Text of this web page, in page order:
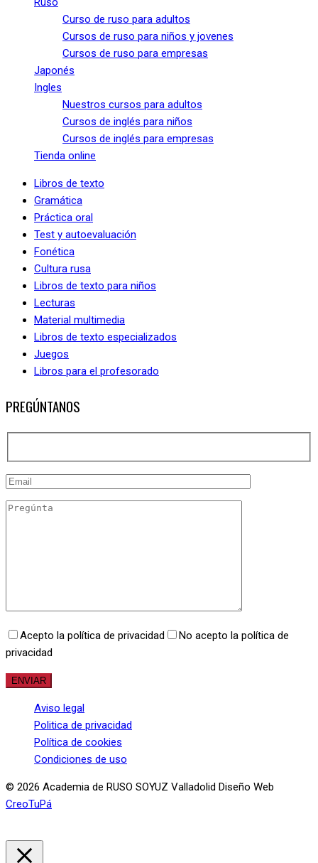
Curso de ruso para adultos
Cursos de ruso para niños y jovenes
Cursos de ruso para empresas
Japonés
Ingles
Nuestros cursos para adultos
Cursos de inglés para niños
Cursos de inglés para empresas
Tienda online
Libros de texto
Gramática
Práctica oral
Test y autoevaluación
Fonética
Cultura rusa
Libros de texto para niños
Lecturas
Material multimedia
Libros de texto especializados
Juegos
Libros para el profesorado
PREGÚNTANOS
Acepto la política de privacidad
No acepto la política de
privacidad
Aviso legal
Politica de privacidad
Política de cookies
Condiciones de uso
© 2026 Academia de RUSO SOYUZ Valladolid Diseño Web
CreoTuPá